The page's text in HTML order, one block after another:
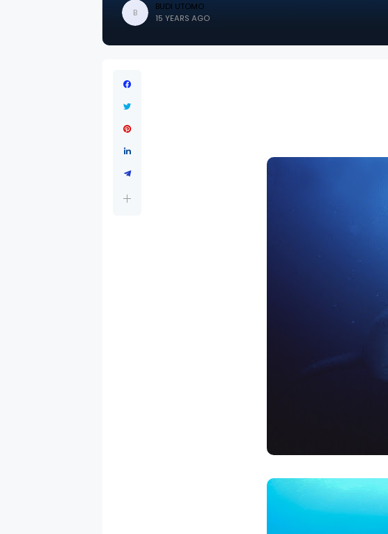
B
BUDI UTOMO
15 YEARS AGO